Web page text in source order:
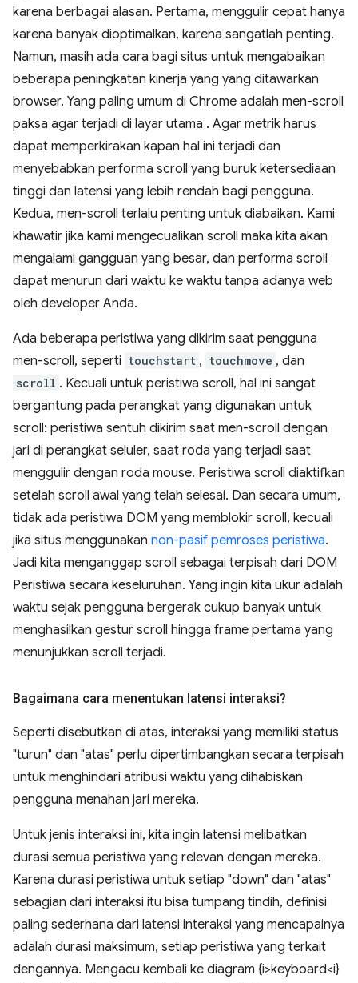
karena berbagai alasan. Pertama, menggulir cepat hanya
karena banyak dioptimalkan, karena sangatlah penting.
Namun, masih ada cara bagi situs untuk mengabaikan
beberapa peningkatan kinerja yang yang ditawarkan
browser. Yang paling umum di Chrome adalah men-scroll
paksa agar terjadi di layar utama . Agar metrik harus
dapat memperkirakan kapan hal ini terjadi dan
menyebabkan performa scroll yang buruk ketersediaan
tinggi dan latensi yang lebih rendah bagi pengguna.
Kedua, men-scroll terlalu penting untuk diabaikan. Kami
khawatir jika kami mengecualikan scroll maka kita akan
mengalami gangguan yang besar, dan performa scroll
dapat menurun dari waktu ke waktu tanpa adanya web
oleh developer Anda.
Ada beberapa peristiwa yang dikirim saat pengguna
men-scroll, seperti touchstart , touchmove , dan
scroll . Kecuali untuk peristiwa scroll, hal ini sangat
bergantung pada perangkat yang digunakan untuk
scroll: peristiwa sentuh dikirim saat men-scroll dengan
jari di perangkat seluler, saat roda yang terjadi saat
menggulir dengan roda mouse. Peristiwa scroll diaktifkan
setelah scroll awal yang telah selesai. Dan secara umum,
tidak ada peristiwa DOM yang memblokir scroll, kecuali
jika situs menggunakan non-pasif pemroses peristiwa.
Jadi kita menganggap scroll sebagai terpisah dari DOM
Peristiwa secara keseluruhan. Yang ingin kita ukur adalah
waktu sejak pengguna bergerak cukup banyak untuk
menghasilkan gestur scroll hingga frame pertama yang
menunjukkan scroll terjadi.
Bagaimana cara menentukan latensi interaksi?
Seperti disebutkan di atas, interaksi yang memiliki status
"turun" dan "atas" perlu dipertimbangkan secara terpisah
untuk menghindari atribusi waktu yang dihabiskan
pengguna menahan jari mereka.
Untuk jenis interaksi ini, kita ingin latensi melibatkan
durasi semua peristiwa yang relevan dengan mereka.
Karena durasi peristiwa untuk setiap "down" dan "atas"
sebagian dari interaksi itu bisa tumpang tindih, definisi
paling sederhana dari latensi interaksi yang mencapainya
adalah durasi maksimum, setiap peristiwa yang terkait
dengannya. Mengacu kembali ke diagram {i>keyboard<i}